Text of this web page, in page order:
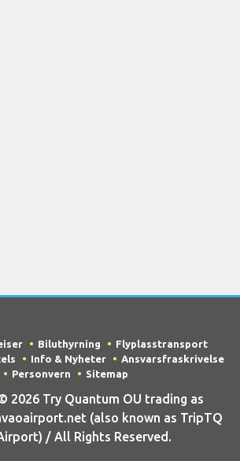
Biluthyrning
Flyplasstransport
Info & Nyheter
Ansvarsfraskrivelse
Personvern
Sitemap
2026 Try Quantum OU trading as
(also known as TripTQ
/ All Rights Reserved.